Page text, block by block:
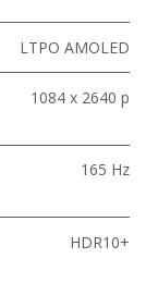
LTPO AMOLED
1084 x 2640 p
165 Hz
HDR10+